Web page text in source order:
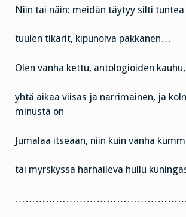
Niin tai näin: meidän täytyy silti
tuulen tikarit, kipunoiva pakkanen…
Olen vanha kettu, antologioiden
yhtä aikaa viisas ja narrimainen, ja
minusta on
Jumalaa itseään, niin kuin vanha
tai myrskyssä harhaileva hullu